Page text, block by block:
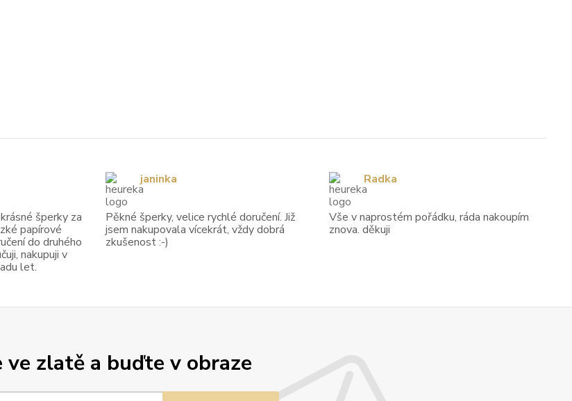
ve zlatě a buďte v obraze
šperky za
papírové
do druhého
nakupuji v
let.
Pěkné šperky, velice rychlé doručení. Již
jsem nakupovala vícekrát, vždy dobrá
zkušenost :-)
janinka
Vše v naprostém pořádku, ráda nakoupím
znova. děkuji
Radka